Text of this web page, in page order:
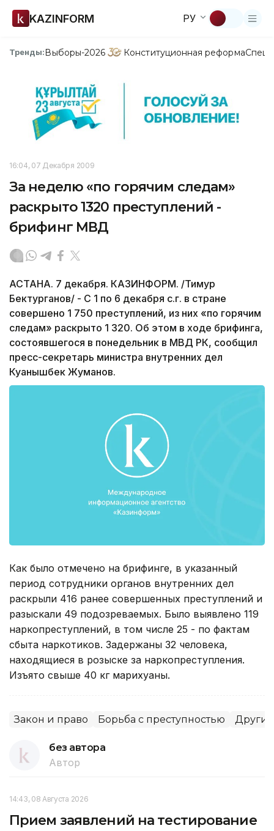
KAZINFORM РУ
Тренды:Выборы-2026 Конституционная реформа
16:04, 07 Декабря 2009
За неделю «по горячим следам»
раскрыто 1320 преступлений -
брифинг МВД
АСТАНА. 7 декабря. КАЗИНФОРМ. /Тимур
Бектурганов/ - С 1 по 6 декабря с.г. в стране
совершено 1 750 преступлений, из них «по горячим
следам» раскрыто 1 320. Об этом в ходе брифинга,
состоявшегося в понедельник в МВД РК, сообщил
пресс-секретарь министра внутренних дел
Куанышбек Жуманов.
Как было отмечено на брифинге, в указанный
период сотрудники органов внутренних дел
раскрыли 416 ранее совершенных преступлений и
разыскали 49 подозреваемых. Было выявлено 119
наркопреступлений, в том числе 25 - по фактам
сбыта наркотиков. Задержаны 32 человека,
находящиеся в розыске за наркопреступления.
Изъято свыше 40 кг марихуаны.
Закон и право Борьба с преступностью
без автора
Автор
14:43, 08 Августа 2026
Прием заявлений на тестирование